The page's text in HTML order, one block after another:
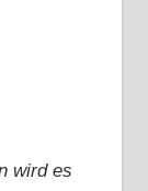
wird es